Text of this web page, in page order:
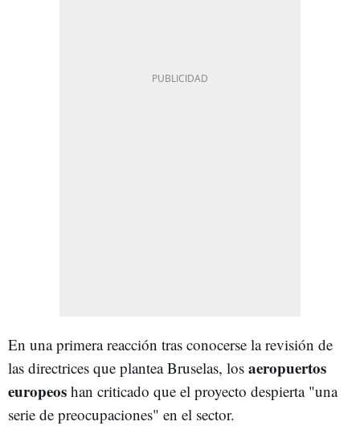
En una primera reacción tras conocerse la revisión de
las directrices que plantea Bruselas, los aeropuertos
europeos han criticado que el proyecto despierta "una
serie de preocupaciones" en el sector.